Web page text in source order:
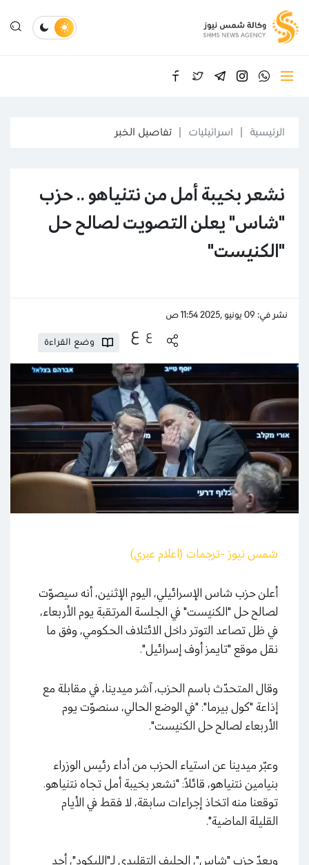
الرئيسية اسرائيليات تفاصيل الخبر
نشعر بخيبة أمل من نتنياهو .. حزب
"شاس" يعلن التصويت لصالح حل
"الكنيست"
نشر في: 09 يونيو ,2025 11:54 ص
ع ع
وضع القراءة
شمس نيوز -ترجمات (اعلام عبري)
أعلن حزب شاس الإسرائيلي، اليوم الإثنين، أنه سيصوّت
لصالح حل "الكنيست" في الجلسة المرتقبة يوم الأربعاء،
في ظل تصاعد التوتر داخل الائتلاف الحكومي، وفق ما
نقل موقع "تايمز أوف إسرائيل".
وقال المتحدّث باسم الحزب، آشر ميدينا، في مقابلة مع
إذاعة "كول بيرما": "في الوضع الحالي، سنصوّت يوم
الأربعاء لصالح حل الكنيست".
وعبّر ميدينا عن استياء الحزب من أداء رئيس الوزراء
بنيامين نتنياهو، قائلاً: "نشعر بخيبة أمل تجاه نتنياهو.
توقعنا منه اتخاذ إجراءات سابقة، لا فقط في الأيام
القليلة الماضية".
ويعدّ حزب "شاس"، الحليف التقليدي لـ"الليكود"، أحد